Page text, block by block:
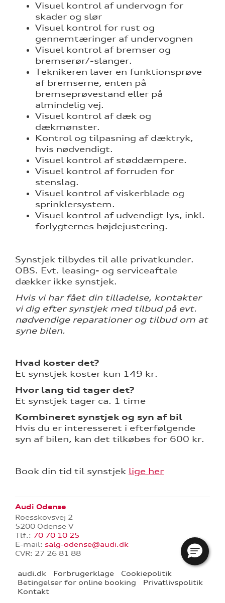
forrudeskift
5 år?
til
Visuel kontrol af undervogn for
skader og slør
Visuel kontrol for rust og
gennemtæringer af undervognen
Visuel kontrol af bremser og
bremserør/-slanger.
Teknikeren laver en funktionsprøve
af bremserne, enten på
bremseprøvestand eller på
almindelig vej.
Visuel kontrol af dæk og
dækmønster.
Kontrol og tilpasning af dæktryk,
hvis nødvendigt.
Visuel kontrol af støddæmpere.
Visuel kontrol af forruden for
stenslag.
Visuel kontrol af viskerblade og
sprinklersystem.
Visuel kontrol af udvendigt lys, inkl.
forlygternes højdejustering.
Synstjek tilbydes til alle privatkunder.
OBS. Evt. leasing- og serviceaftale
dækker ikke synstjek.
Hvis vi har fået din tilladelse, kontakter
vi dig efter synstjek med tilbud på evt.
nødvendige reparationer og tilbud om at
syne bilen.
Hvad koster det?
Et synstjek koster kun 149 kr.
Hvor lang tid tager det?
Et synstjek tager ca. 1 time
Kombineret synstjek og syn af bil
Hvis du er interesseret i efterfølgende
syn af bilen, kan det tilkøbes for 600 kr.
Book din tid til synstjek lige her
Audi Odense
Roesskovsvej 2
5200 Odense V
Tlf.: 70 70 10 25
E-mail: salg-odense@audi.dk
CVR: 27 26 81 88
audi.dk Forbrugerklage
Cookiepolitik
Betingelser for online booking
Privatlivspolitik
Kontakt